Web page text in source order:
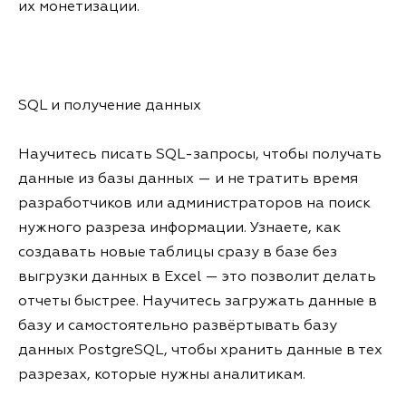
их монетизации.
SQL и получение данных
Научитесь писать SQL-запросы, чтобы получать
данные из базы данных — и не тратить время
разработчиков или администраторов на поиск
нужного разреза информации. Узнаете, как
создавать новые таблицы сразу в базе без
выгрузки данных в Excel — это позволит делать
отчеты быстрее. Научитесь загружать данные в
базу и самостоятельно развёртывать базу
данных PostgreSQL, чтобы хранить данные в тех
разрезах, которые нужны аналитикам.